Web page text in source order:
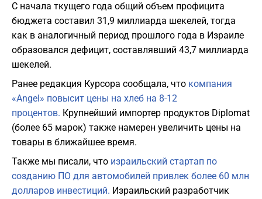
С начала ткущего года общий объем профицита
бюджета составил 31,9 миллиарда шекелей, тогда
как в аналогичный период прошлого года в Израиле
образовался дефицит, составлявший 43,7 миллиарда
шекелей.
Ранее редакция Курсора сообщала, что компания
«Angel» повысит цены на хлеб на 8-12
процентов. Крупнейший импортер продуктов Diplomat
(более 65 марок) также намерен увеличить цены на
товары в ближайшее время.
Также мы писали, что израильский стартап по
созданию ПО для автомобилей привлек более 60 млн
долларов инвестиций. Израильский разработчик